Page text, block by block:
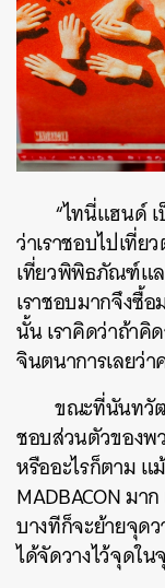
“ไทนี่แฮนด์
ว่าเราชอบไปเที่ย
เที่ยวพิพิธภัณฑ์แล
เราชอบมากจึงซื้อ
นั้น เราคิดว่าถ้า
จินตนาการเลยว่
ขณะที่นันทวั
ชอบส่วนตัวของพ
หรืออะไรก็ตาม แ
MADBACON ม
บางทีก็จะย้ายจุด
ได้จัดวางไว้จุดใ